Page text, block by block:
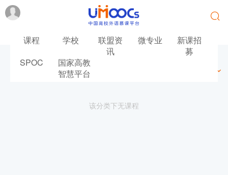
课程 学校
联盟资
讯
微专业
新课招
募
SPOC
国家高教
智慧平台
该分类下无课程